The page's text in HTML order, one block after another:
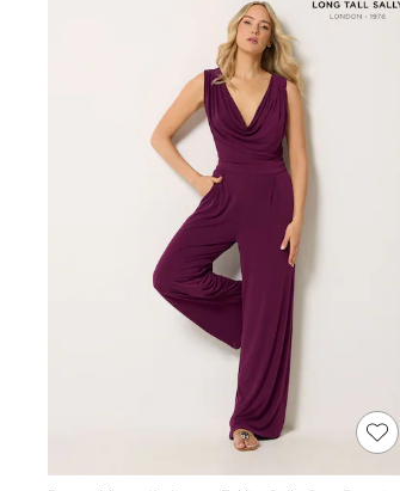
Hoodies & Sweatshirts
T-Shirts & Vests
Leggings, Joggers & Shorts
Hats, Gloves & Scarves
6-8 Years
9-11 Years
12-14 Years
15+ Years
All Boy's New In
Trending: Top & Short Sets